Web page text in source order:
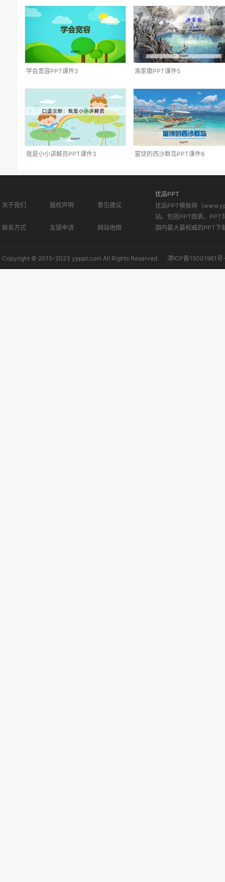
学会宽容PPT课件3 渔家傲PPT课件5
我是小小讲解员PPT课件3 富饶的西沙群岛PPT课件8
关于我们 版权声明 意见建议
联系方式 友链申请 网站地图
优品PPT
优品PPT模板网（
站。包括PPT图表、PPT
国内最大最权威的PPT下
Copyright © 2015-2023 ypppt.com All Rights Reserved. 津ICP备15001961号